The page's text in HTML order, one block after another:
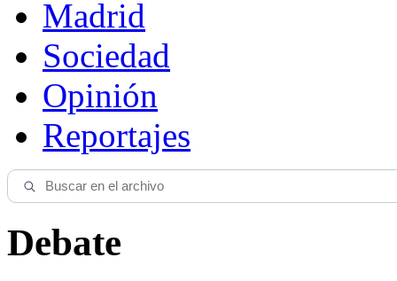
Madrid
Sociedad
Opinión
Reportajes
Debate